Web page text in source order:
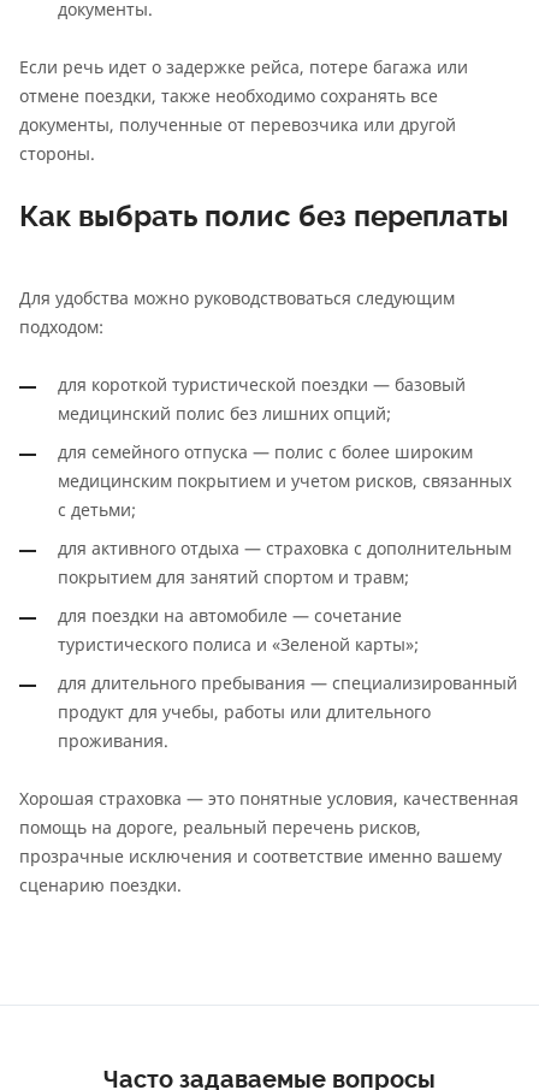
документы.
Если речь идет о задержке рейса, потере багажа или
отмене поездки, также необходимо сохранять все
документы, полученные от перевозчика или другой
стороны.
Как выбрать полис без переплаты
Для удобства можно руководствоваться следующим
подходом:
для короткой туристической поездки — базовый
медицинский полис без лишних опций;
для семейного отпуска — полис с более широким
медицинским покрытием и учетом рисков, связанных
с детьми;
для активного отдыха — страховка с дополнительным
покрытием для занятий спортом и травм;
для поездки на автомобиле — сочетание
туристического полиса и «Зеленой карты»;
для длительного пребывания — специализированный
продукт для учебы, работы или длительного
проживания.
Хорошая страховка — это понятные условия, качественная
помощь на дороге, реальный перечень рисков,
прозрачные исключения и соответствие именно вашему
сценарию поездки.
Часто задаваемые вопросы